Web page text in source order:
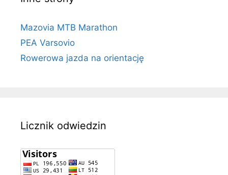
Mazovia MTB Marathon
PEA Varsovio
Rowerowa jazda na orientację
Licznik odwiedzin